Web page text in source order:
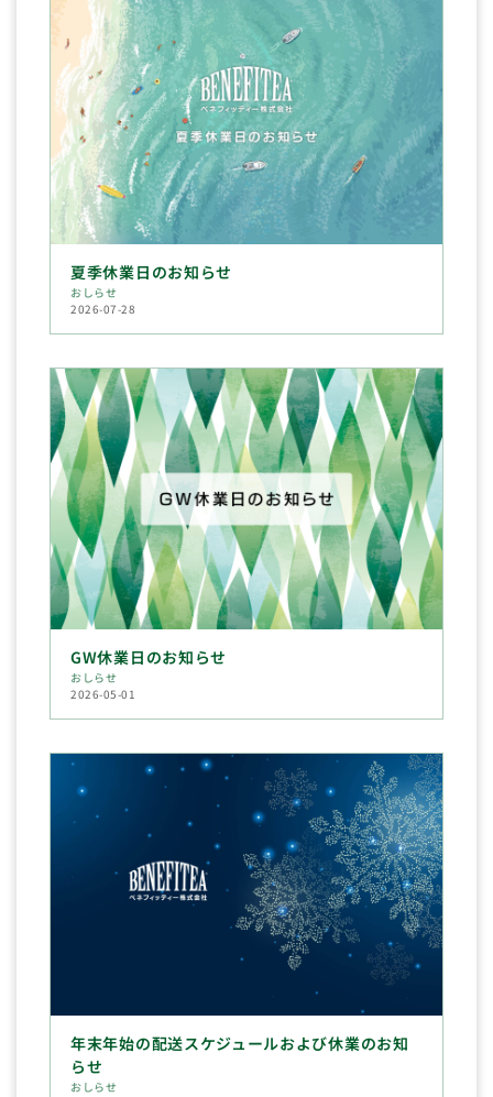
夏季休業日のお知らせ
おしらせ
2026-07-28
GW休業日のお知らせ
おしらせ
2026-05-01
年末年始の配送スケジュールおよび休業のお知
らせ
おしらせ